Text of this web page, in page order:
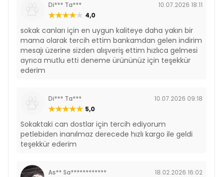
Di*** Ta***
10.07.2026 18:11
4,0
sokak canları için en uygun kaliteye daha yakın bir
mama olarak tercih ettim bankamdan gelen indirim
mesajı üzerine sizden alışveriş ettim hızlıca gelmesi
ayrıca mutlu etti deneme ürününüz için teşekkür
ederim
Di*** Ta***
10.07.2026 09:18
5,0
Sokaktaki can dostlar için tercih ediyorum
petlebiden inanılmaz derecede hızlı kargo ile geldi
teşekkür ederim
As** Sa************
18.02.2026 16:02